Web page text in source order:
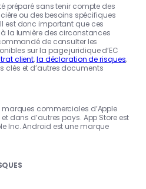
préparé sans tenir compte des
ou des besoins spécifiques
est donc important que ces
la lumière des circonstances
de consulter les
sur la page juridique d’EC
client,la déclaration de risques,
clés et d’autres documents
marques commerciales d’Apple
dans d’autres pays. App Store est
Inc. Android est une marque